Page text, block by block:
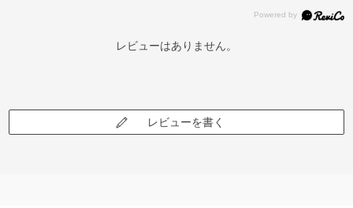
レビューはありません。
レビューを書く